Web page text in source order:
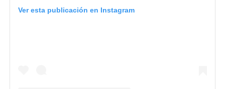
Ver esta publicación en Instagram